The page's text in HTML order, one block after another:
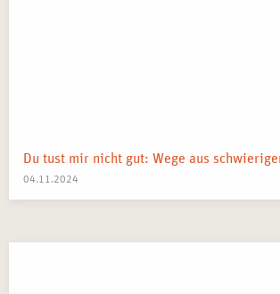
Du tust mir nicht gut: Wege aus
04.11.2024